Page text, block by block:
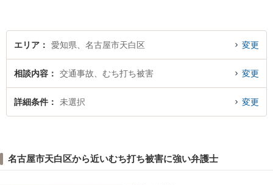
エリア 愛知県、名古屋市天白区 変更
相談内容 交通事故、むち打ち被害 変更
詳細条件 未選択 変更
名古屋市天白区から近いむち打ち被害に強い弁護士